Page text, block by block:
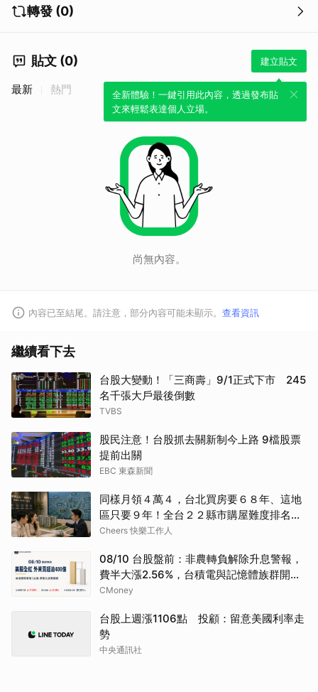
轉發 (0)
貼文 (0) 建立貼文
全新體驗！一鍵引用此內容，透過發布貼
文來輕鬆表達個人立場。
最新 熱門
尚無內容。
內容已至結尾。請注意，部分內容可能未顯示。 查看資訊
繼續看下去
台股大變動！「三商壽」9/1正式下市 245
名千張大戶最後倒數
TVBS
股民注意！台股抓去關新制今上路 9檔股票
提前出關
EBC 東森新聞
同樣月領４萬４，台北買房要６８年、這地
區只要９年！全台２２縣市購屋難度排名一
次看
Cheers 快樂工作人
08/10 台股盤前：非農轉負解除升息警報，
費半大漲2.56%，台積電與記憶體族群開高
能守住嗎
CMoney
台股上週漲1106點 投顧：留意美國利率走
勢
中央通訊社